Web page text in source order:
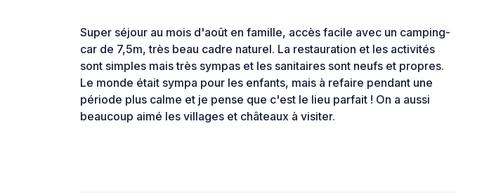
Super séjour au mois d'août en famille, accès facile avec un camping-
car de 7,5m, très beau cadre naturel. La restauration et les activités
sont simples mais très sympas et les sanitaires sont neufs et propres.
Le monde était sympa pour les enfants, mais à refaire pendant une
période plus calme et je pense que c'est le lieu parfait ! On a aussi
beaucoup aimé les villages et châteaux à visiter.